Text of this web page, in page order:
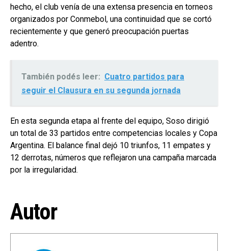
hecho, el club venía de una extensa presencia en torneos
organizados por Conmebol, una continuidad que se cortó
recientemente y que generó preocupación puertas
adentro.
También podés leer: Cuatro partidos para
seguir el Clausura en su segunda jornada
En esta segunda etapa al frente del equipo, Soso dirigió
un total de 33 partidos entre competencias locales y Copa
Argentina. El balance final dejó 10 triunfos, 11 empates y
12 derrotas, números que reflejaron una campaña marcada
por la irregularidad.
Autor